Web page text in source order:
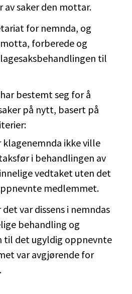
av saker den mottar.
for nemnda, og
forberede og
til
bestemt seg for å
på nytt, basert på
klagenemnda ikke ville
i behandlingen av
vedtaket uten det
medlemmet.
det var dissens i nemndas
behandling og
til det ugyldig oppnevnte
var avgjørende for